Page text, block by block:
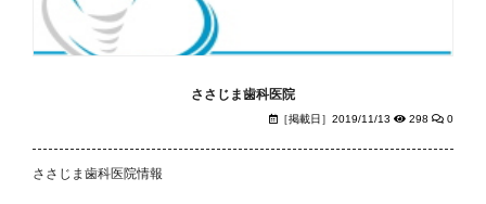
ささじま歯科医院
［掲載日］2019/11/13 298 0
ささじま歯科医院情報